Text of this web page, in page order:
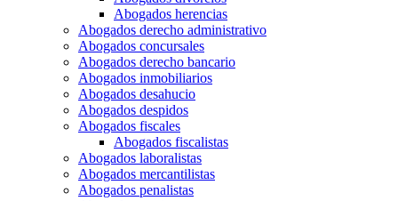
Abogados herencias
Abogados derecho administrativo
Abogados concursales
Abogados derecho bancario
Abogados inmobiliarios
Abogados desahucio
Abogados despidos
Abogados fiscales
Abogados fiscalistas
Abogados laboralistas
Abogados mercantilistas
Abogados penalistas